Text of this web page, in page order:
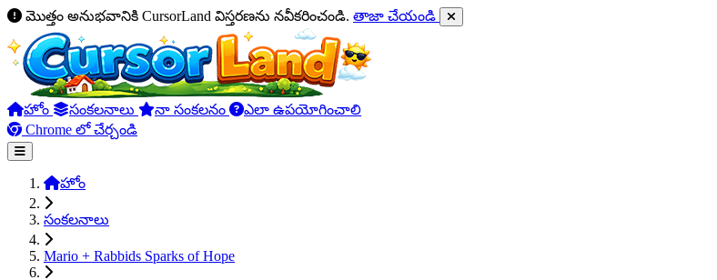
మొత్తం అనుభవానికి CursorLand విస్తరణను నవీకరించండి. తాజా చేయండి
హోం సంకలనాలు నా సంకలనం
ఎలా ఉపయోగించాలి
Chrome లో చేర్చండి
హోం
సంకలనాలు
Mario + Rabbids Sparks of Hope